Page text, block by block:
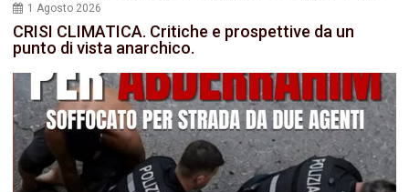
1 Agosto 2026
CRISI CLIMATICA. Critiche e prospettive da un
punto di vista anarchico.